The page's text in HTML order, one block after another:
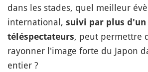
dans les stades, quel meilleur
international, suivi par plus
téléspectateurs, peut permettre
rayonner l'image forte du Japon
entier ?